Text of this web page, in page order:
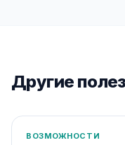
Другие
ВОЗМОЖНОСТИ